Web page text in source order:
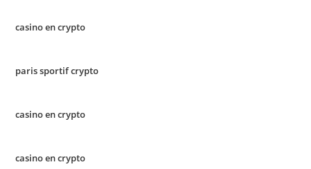
casino en crypto
paris sportif crypto
casino en crypto
casino en crypto